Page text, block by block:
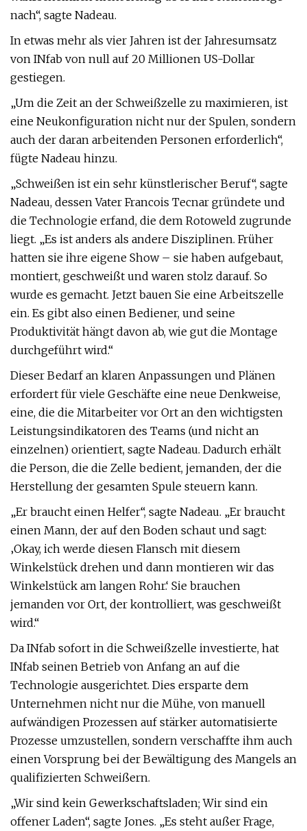
nach“, sagte Nadeau.
In etwas mehr als vier Jahren ist der Jahresumsatz
von INfab von null auf 20 Millionen US-Dollar
gestiegen.
„Um die Zeit an der Schweißzelle zu maximieren, ist
eine Neukonfiguration nicht nur der Spulen, sondern
auch der daran arbeitenden Personen erforderlich“,
fügte Nadeau hinzu.
„Schweißen ist ein sehr künstlerischer Beruf“, sagte
Nadeau, dessen Vater Francois Tecnar gründete und
die Technologie erfand, die dem Rotoweld zugrunde
liegt. „Es ist anders als andere Disziplinen. Früher
hatten sie ihre eigene Show – sie haben aufgebaut,
montiert, geschweißt und waren stolz darauf. So
wurde es gemacht. Jetzt bauen Sie eine Arbeitszelle
ein. Es gibt also einen Bediener, und seine
Produktivität hängt davon ab, wie gut die Montage
durchgeführt wird.“
Dieser Bedarf an klaren Anpassungen und Plänen
erfordert für viele Geschäfte eine neue Denkweise,
eine, die die Mitarbeiter vor Ort an den wichtigsten
Leistungsindikatoren des Teams (und nicht an
einzelnen) orientiert, sagte Nadeau. Dadurch erhält
die Person, die die Zelle bedient, jemanden, der die
Herstellung der gesamten Spule steuern kann.
„Er braucht einen Helfer“, sagte Nadeau. „Er braucht
einen Mann, der auf den Boden schaut und sagt:
‚Okay, ich werde diesen Flansch mit diesem
Winkelstück drehen und dann montieren wir das
Winkelstück am langen Rohr.‘ Sie brauchen
jemanden vor Ort, der kontrolliert, was geschweißt
wird.“
Da INfab sofort in die Schweißzelle investierte, hat
INfab seinen Betrieb von Anfang an auf die
Technologie ausgerichtet. Dies ersparte dem
Unternehmen nicht nur die Mühe, von manuell
aufwändigen Prozessen auf stärker automatisierte
Prozesse umzustellen, sondern verschaffte ihm auch
einen Vorsprung bei der Bewältigung des Mangels an
qualifizierten Schweißern.
„Wir sind kein Gewerkschaftsladen; Wir sind ein
offener Laden“, sagte Jones. „Es steht außer Frage,